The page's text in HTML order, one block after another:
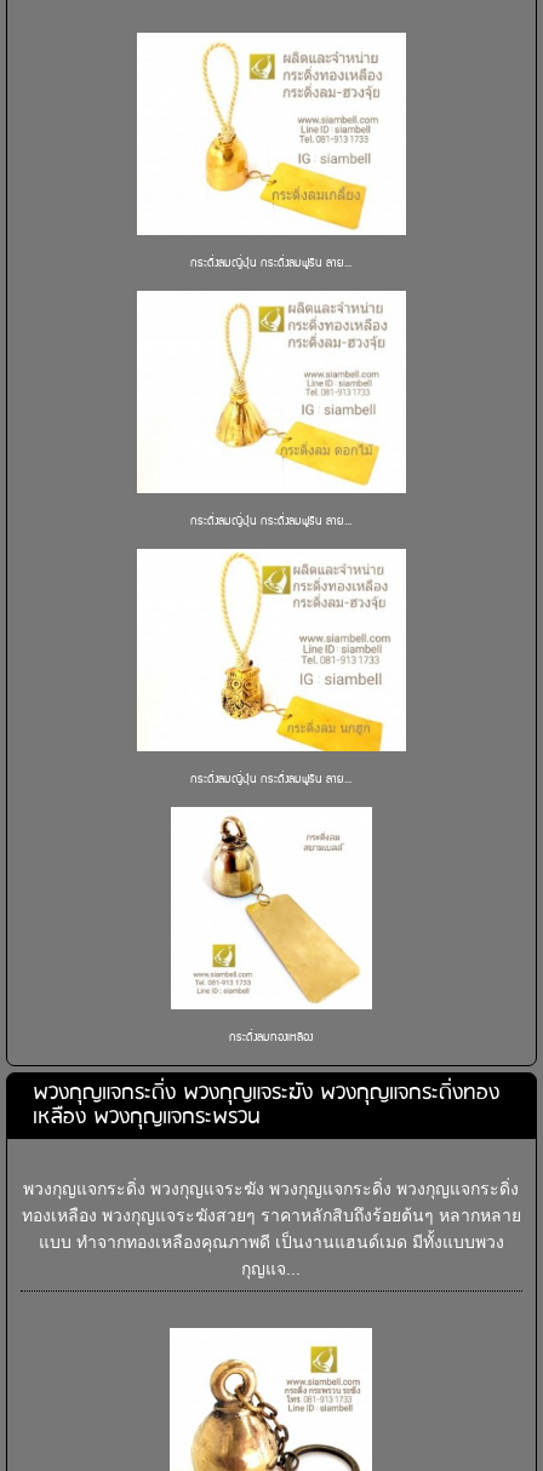
กระดิ่งลมญี่ปุ่น กระดิ่งลมฟูริน ลาย...
กระดิ่งลมญี่ปุ่น กระดิ่งลมฟูริน ลาย...
กระดิ่งลมญี่ปุ่น กระดิ่งลมฟูริน ลาย...
กระดิ่งลมทองเหลือง
พวงกุญแจกระดิ่ง พวงกุญแจระฆัง พวงกุญแจกระดิ่งทอง
เหลือง พวงกุญแจกระพรวน
พวงกุญแจกระดิ่ง พวงกุญแจระฆัง พวงกุญแจกระดิ่ง พวงกุญแจกระดิ่ง
ทองเหลือง พวงกุญแจระฆังสวยๆ ราคาหลักสิบถึงร้อยต้นๆ หลากหลาย
แบบ ทำจากทองเหลืองคุณภาพดี เป็นงานแฮนด์เมด มีทั้งแบบพวง
กุญแจ...